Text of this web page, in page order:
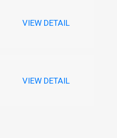
VIEW DETAIL
VIEW DETAIL